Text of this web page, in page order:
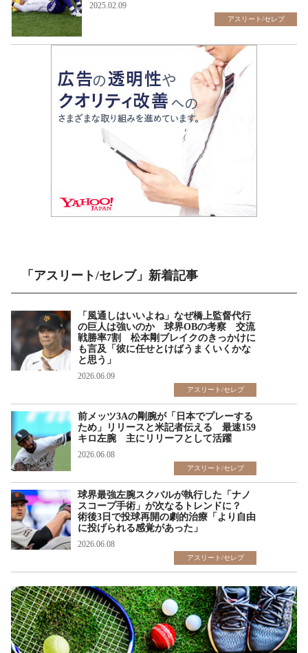
2025.02.09
アスリート/セレブ
「アスリート/セレブ」新着記事
「風通しはいいよね」なぜ橋上監督代行
の巨人は強いのか 球界OBの考察 交流
戦勝率7割 松本剛ブレイクのきっかけに
も言及「彼に任せとけばうまくいくかな
と思う」
2026.06.09
アスリート/セレブ
前メッツ3Aの剛腕が「日本でプレーする
ため」リリースと米記者伝える 最速159
キロ左腕 主にリリーフとして活躍
2026.06.08
アスリート/セレブ
球界最強左腕スクバルが執行した「ナノ
スコープ手術」が次なるトレンドに？
術後3日で投球再開の劇的治療「より自由
に投げられる感覚があった」
2026.06.08
アスリート/セレブ